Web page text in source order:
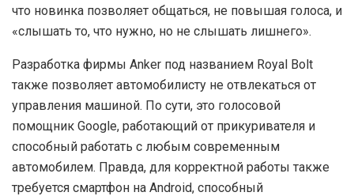
что новинка позволяет общаться, не повышая голоса, и
«слышать то, что нужно, но не слышать лишнего».
Разработка фирмы Anker под названием Royal Bolt
также позволяет автомобилисту не отвлекаться от
управления машиной. По сути, это голосовой
помощник Google, работающий от прикуривателя и
способный работать с любым современным
автомобилем. Правда, для корректной работы также
требуется смартфон на Android, способный